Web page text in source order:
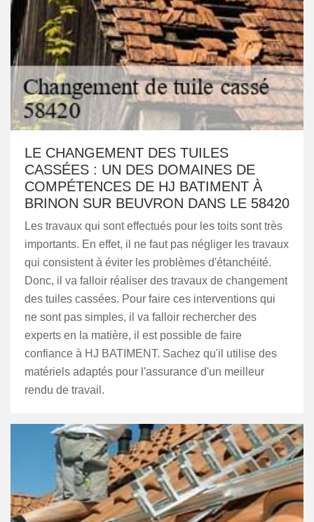
LE CHANGEMENT DES TUILES
CASSÉES : UN DES DOMAINES DE
COMPÉTENCES DE HJ BATIMENT À
BRINON SUR BEUVRON DANS LE 58420
Les travaux qui sont effectués pour les toits sont très
importants. En effet, il ne faut pas négliger les travaux
qui consistent à éviter les problèmes d'étanchéité.
Donc, il va falloir réaliser des travaux de changement
des tuiles cassées. Pour faire ces interventions qui
ne sont pas simples, il va falloir rechercher des
experts en la matière, il est possible de faire
confiance à HJ BATIMENT. Sachez qu'il utilise des
matériels adaptés pour l'assurance d'un meilleur
rendu de travail.